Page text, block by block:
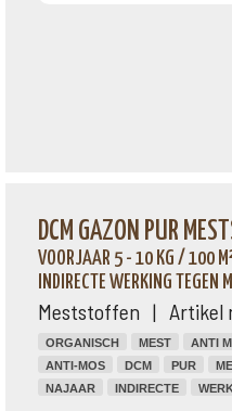
DCM GAZON PUR
VOORJAAR 5 - 10 KG / 100
INDIRECTE WERKING TEGEN
Meststoffen | Artikel
ORGANISCH MEST ANTI
ANTI-MOS
DCM PUR
NAJAAR
INDIRECTE